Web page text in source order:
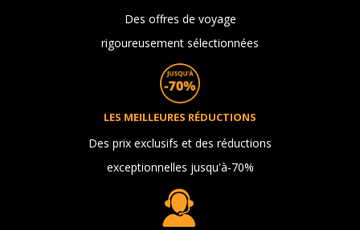
Des offres de voyage
rigoureusement sélectionnées
LES MEILLEURES RÉDUCTIONS
Des prix exclusifs et des réductions
exceptionnelles jusqu'à-70%